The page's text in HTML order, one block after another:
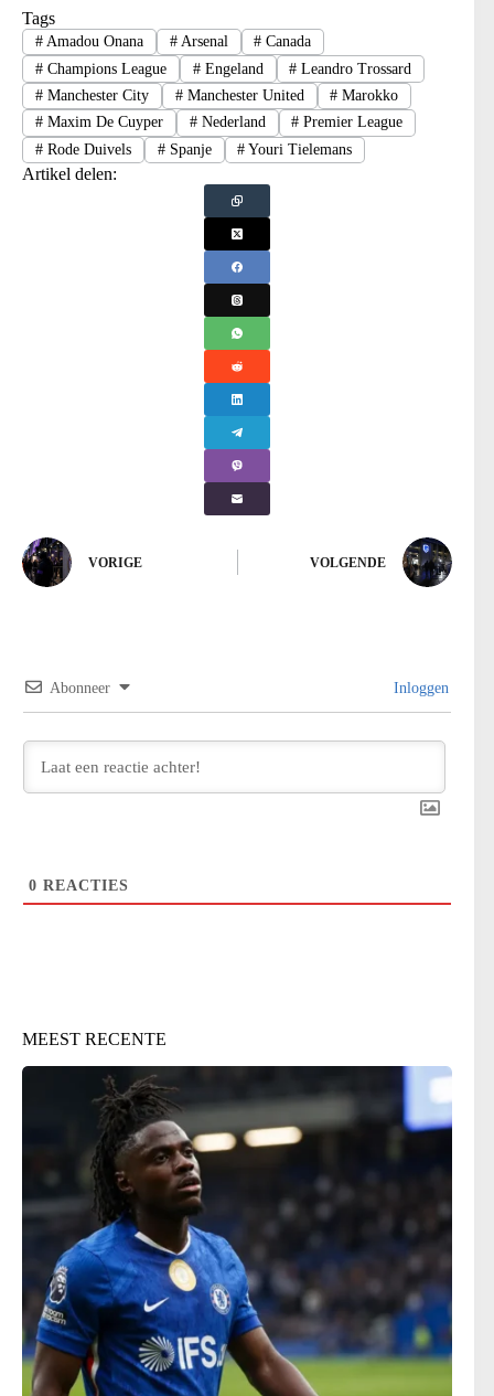
Tags
#Amadou Onana #Arsenal # Canada
#Champions League #Engeland # Leandro Trossard
#Manchester City #Manchester United # Marokko
#Maxim De Cuyper #Nederland # Premier League
#Rode Duivels #Spanje # Youri Tielemans
Artikel delen:
VORIGE VOLGENDE
Abonneer Inloggen
0 REACTIES
MEEST RECENTE